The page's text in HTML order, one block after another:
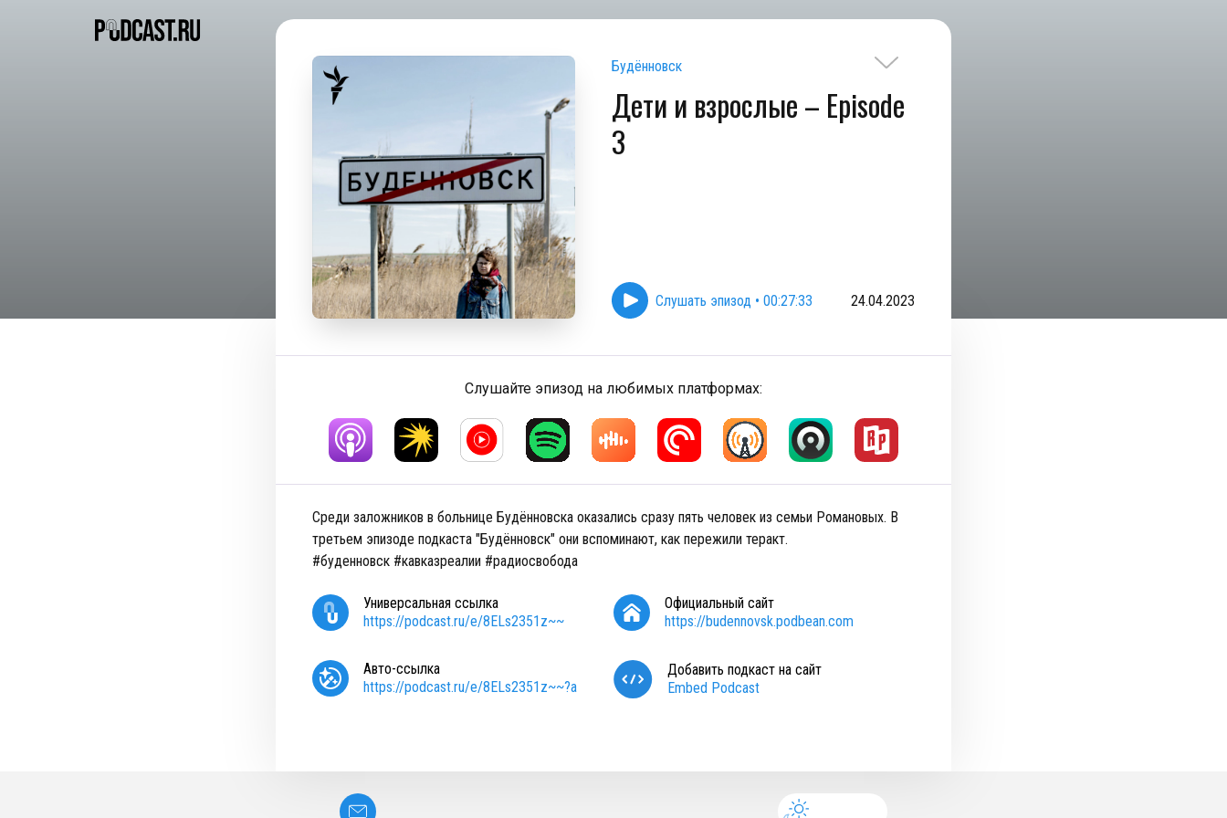
Будённовск
Дети и взрослые – Episode
3
Слушать эпизод • 00:27:33 24.04.2023
Слушайте эпизод на любимых платформах:
Среди заложников в больнице Будённовска оказались сразу пять человек из семьи Романовых. В
третьем эпизоде подкаста "Будённовск" они вспоминают, как пережили теракт.
#буденновск #кавказреалии #радиосвобода
Универсальная ссылка
https://podcast.ru/e/8ELs2351z~~
Официальный сайт
https://budennovsk.podbean.com
Авто-ссылка
https://podcast.ru/e/8ELs2351z~~?a
Добавить подкаст на сайт
Embed Podcast